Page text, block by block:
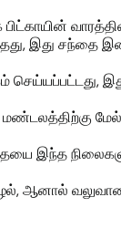
இது சந்தை
செய்யப்பட்டது,
இந்த
ஆனால்